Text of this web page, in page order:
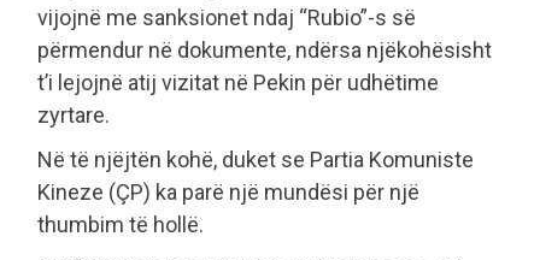
vijojnë me sanksionet ndaj “Rubio”-s së
përmendur në dokumente, ndërsa njëkohësisht
t’i lejojnë atij vizitat në Pekin për udhëtime
zyrtare.
Në të njëjtën kohë, duket se Partia Komuniste
Kineze (ÇP) ka parë një mundësi për një
thumbim të hollë.